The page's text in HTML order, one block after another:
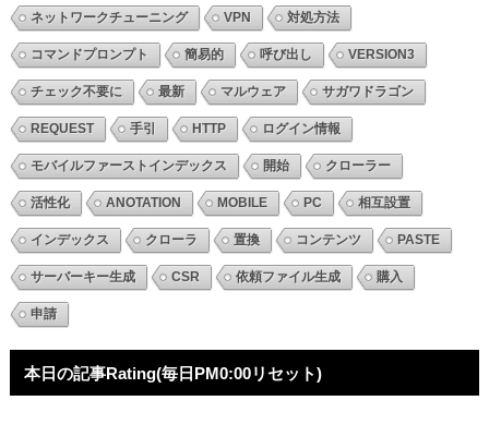
ネットワークチューニング VPN 対処方法
コマンドプロンプト 簡易的 呼び出し VERSION3
チェック不要に 最新 マルウェア サガワドラゴン
REQUEST 手引 HTTP ログイン情報
モバイルファーストインデックス 開始 クローラー
活性化 ANOTATION MOBILE PC 相互設置
インデックス クローラ 置換 コンテンツ PASTE
サーバーキー生成 CSR 依頼ファイル生成 購入
申請
本日の記事Rating(毎日PM0:00リセット)